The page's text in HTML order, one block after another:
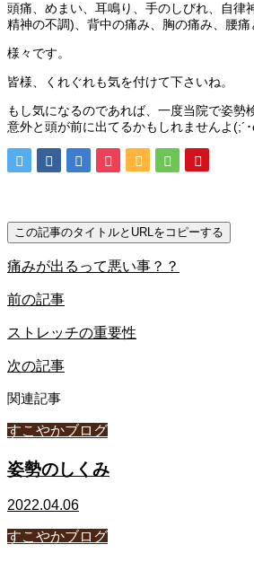
頭痛、めまい、耳鳴り、手のしびれ、自律
精神の不調)、背中の痛み、胸の痛み、腰痛
様々です。
皆様、くれぐれも気を付けて下さいね。
もし気になるのであれば、一度当院で姿勢
意外と頭が前に出てるかもしれませんよ(;´
この記事のタイトルとURLをコピーする
痛みが出るって悪い事？？
前の記事
ストレッチの重要性
次の記事
関連記事
すこやかブログ
姿勢のしくみ
2022.04.06
すこやかブログ